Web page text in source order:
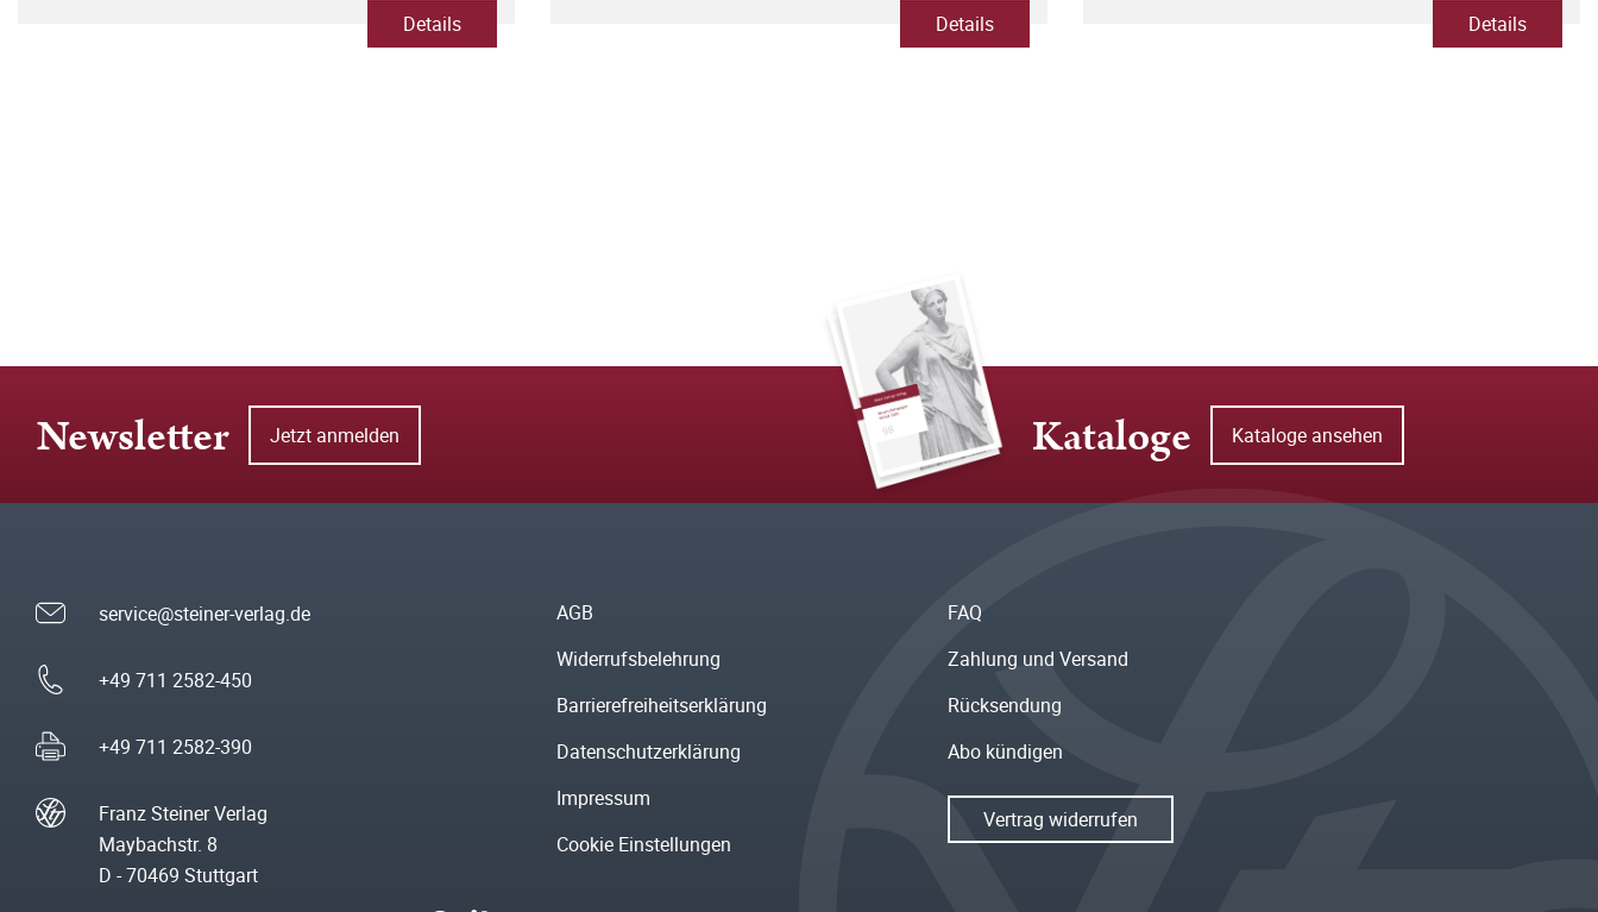
Details Details Details
Newsletter Jetzt anmelden Kataloge Kataloge ansehen
service@steiner-verlag.de
+49 711 2582-450
+49 711 2582-390
Franz Steiner Verlag
Maybachstr. 8
D - 70469 Stuttgart
AGB
Widerrufsbelehrung
Barrierefreiheitserklärung
Datenschutzerklärung
Impressum
Cookie Einstellungen
FAQ
Zahlung und Versand
Rücksendung
Abo kündigen
Vertrag widerrufen